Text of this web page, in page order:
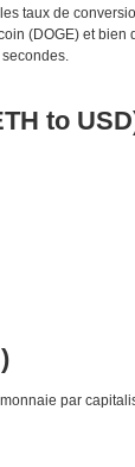
taux de
(DOGE) et
to
par